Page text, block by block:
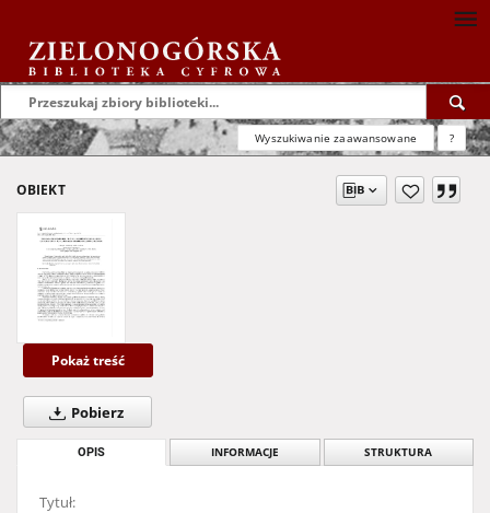
Wyszukiwanie zaawansowane ?
OBIEKT
Pokaż treść
Pobierz
OPIS INFORMACJE STRUKTURA
Tytuł: